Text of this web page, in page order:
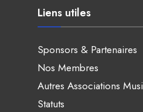
Liens utiles
Sponsors & Partenaires
Nos Membres
Autres Associations
Statuts